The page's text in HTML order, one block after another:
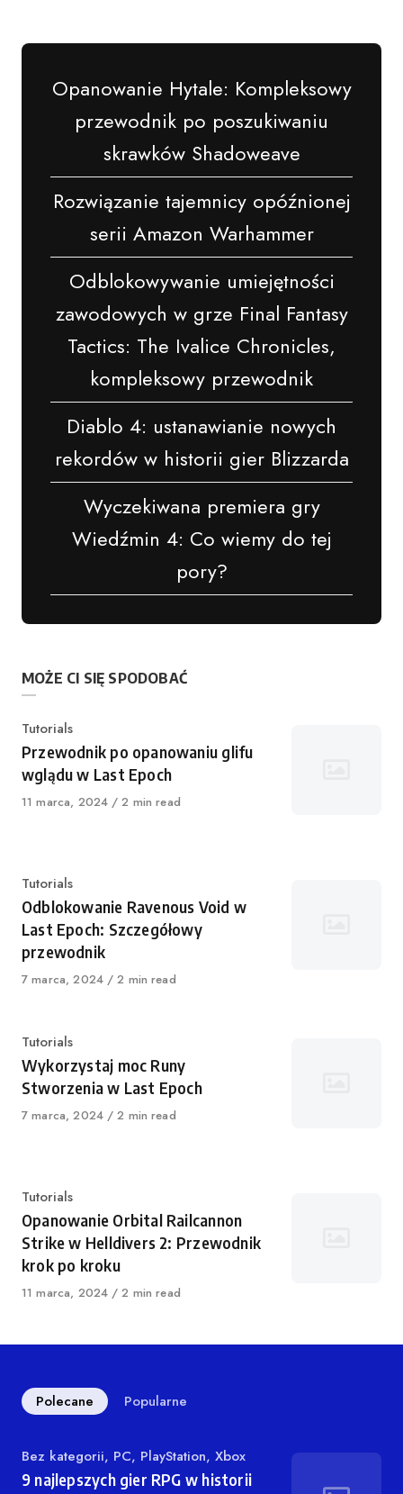
Opanowanie Hytale: Kompleksowy
przewodnik po poszukiwaniu
skrawków Shadoweave
Rozwiązanie tajemnicy opóźnionej
serii Amazon Warhammer
Odblokowywanie umiejętności
zawodowych w grze Final Fantasy
Tactics: The Ivalice Chronicles,
kompleksowy przewodnik
Diablo 4: ustanawianie nowych
rekordów w historii gier Blizzarda
Wyczekiwana premiera gry
Wiedźmin 4: Co wiemy do tej
pory?
MOŻE CI SIĘ SPODOBAĆ
Kategoria
Tutorials
Przewodnik po opanowaniu glifu
wglądu w Last Epoch
Opublikowano
11 marca, 2024 2 min read
Kategoria
Tutorials
Odblokowanie Ravenous Void w
Last Epoch: Szczegółowy
przewodnik
Opublikowano
7 marca, 2024 2 min read
Kategoria
Tutorials
Wykorzystaj moc Runy
Stworzenia w Last Epoch
Opublikowano
7 marca, 2024 2 min read
Kategoria
Tutorials
Opanowanie Orbital Railcannon
Strike w Helldivers 2: Przewodnik
krok po kroku
Opublikowano
11 marca, 2024 2 min read
Polecane Popularne
Kategoria
Bez kategorii, PC, PlayStation, Xbox
9 najlepszych gier RPG w historii